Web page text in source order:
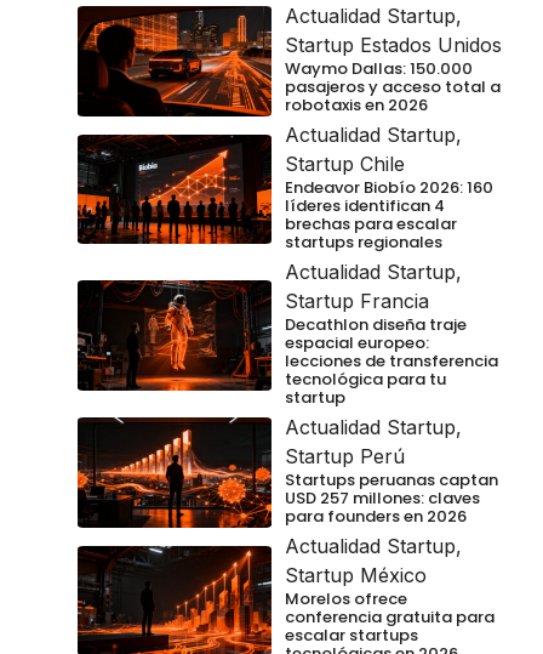
Actualidad Startup,
Startup Estados Unidos
Waymo Dallas: 150.000
pasajeros y acceso total a
robotaxis en 2026
Actualidad Startup,
Startup Chile
Endeavor Biobío 2026: 160
líderes identifican 4
brechas para escalar
startups regionales
Actualidad Startup,
Startup Francia
Decathlon diseña traje
espacial europeo:
lecciones de transferencia
tecnológica para tu
startup
Actualidad Startup,
Startup Perú
Startups peruanas captan
USD 257 millones: claves
para founders en 2026
Actualidad Startup,
Startup México
Morelos ofrece
conferencia gratuita para
escalar startups